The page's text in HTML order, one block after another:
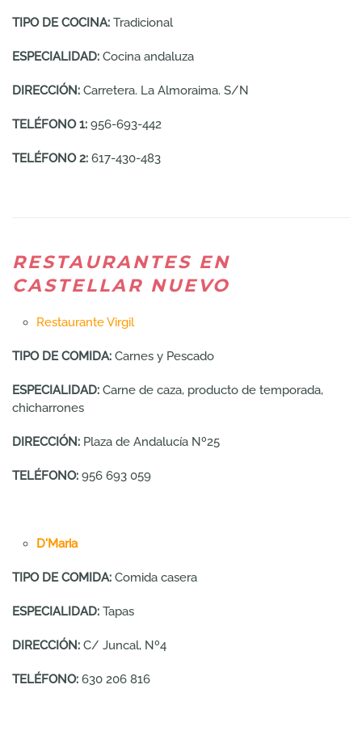
TIPO DE COCINA: Tradicional
ESPECIALIDAD: Cocina andaluza
DIRECCIÓN: Carretera. La Almoraima. S/N
TELÉFONO 1: 956-693-442
TELÉFONO 2: 617-430-483
RESTAURANTES EN
CASTELLAR NUEVO
Restaurante Virgil
TIPO DE COMIDA: Carnes y Pescado
ESPECIALIDAD: Carne de caza, producto de temporada,
chicharrones
DIRECCIÓN: Plaza de Andalucía Nº25
TELÉFONO: 956 693 059
D'Maria
TIPO DE COMIDA: Comida casera
ESPECIALIDAD: Tapas
DIRECCIÓN: C/ Juncal, Nº4
TELÉFONO: 630 206 816